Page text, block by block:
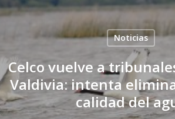
content
Noticias
Celco vuelve a
Valdivia: intenta
calidad del